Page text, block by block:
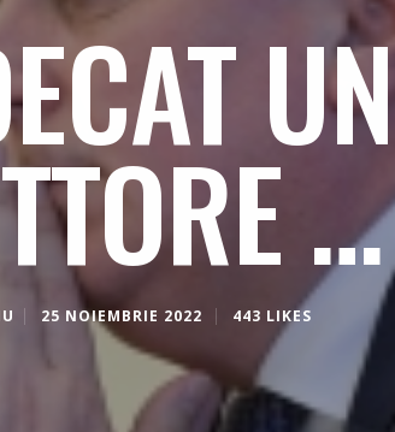
…
25 NOIEMBRIE 2022 443 LIKES